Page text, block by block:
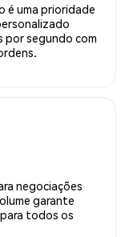
é uma prioridade
por segundo com
negociações
garante
todos os